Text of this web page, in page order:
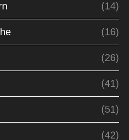
(14)
(16)
(26)
(41)
(51)
(42)